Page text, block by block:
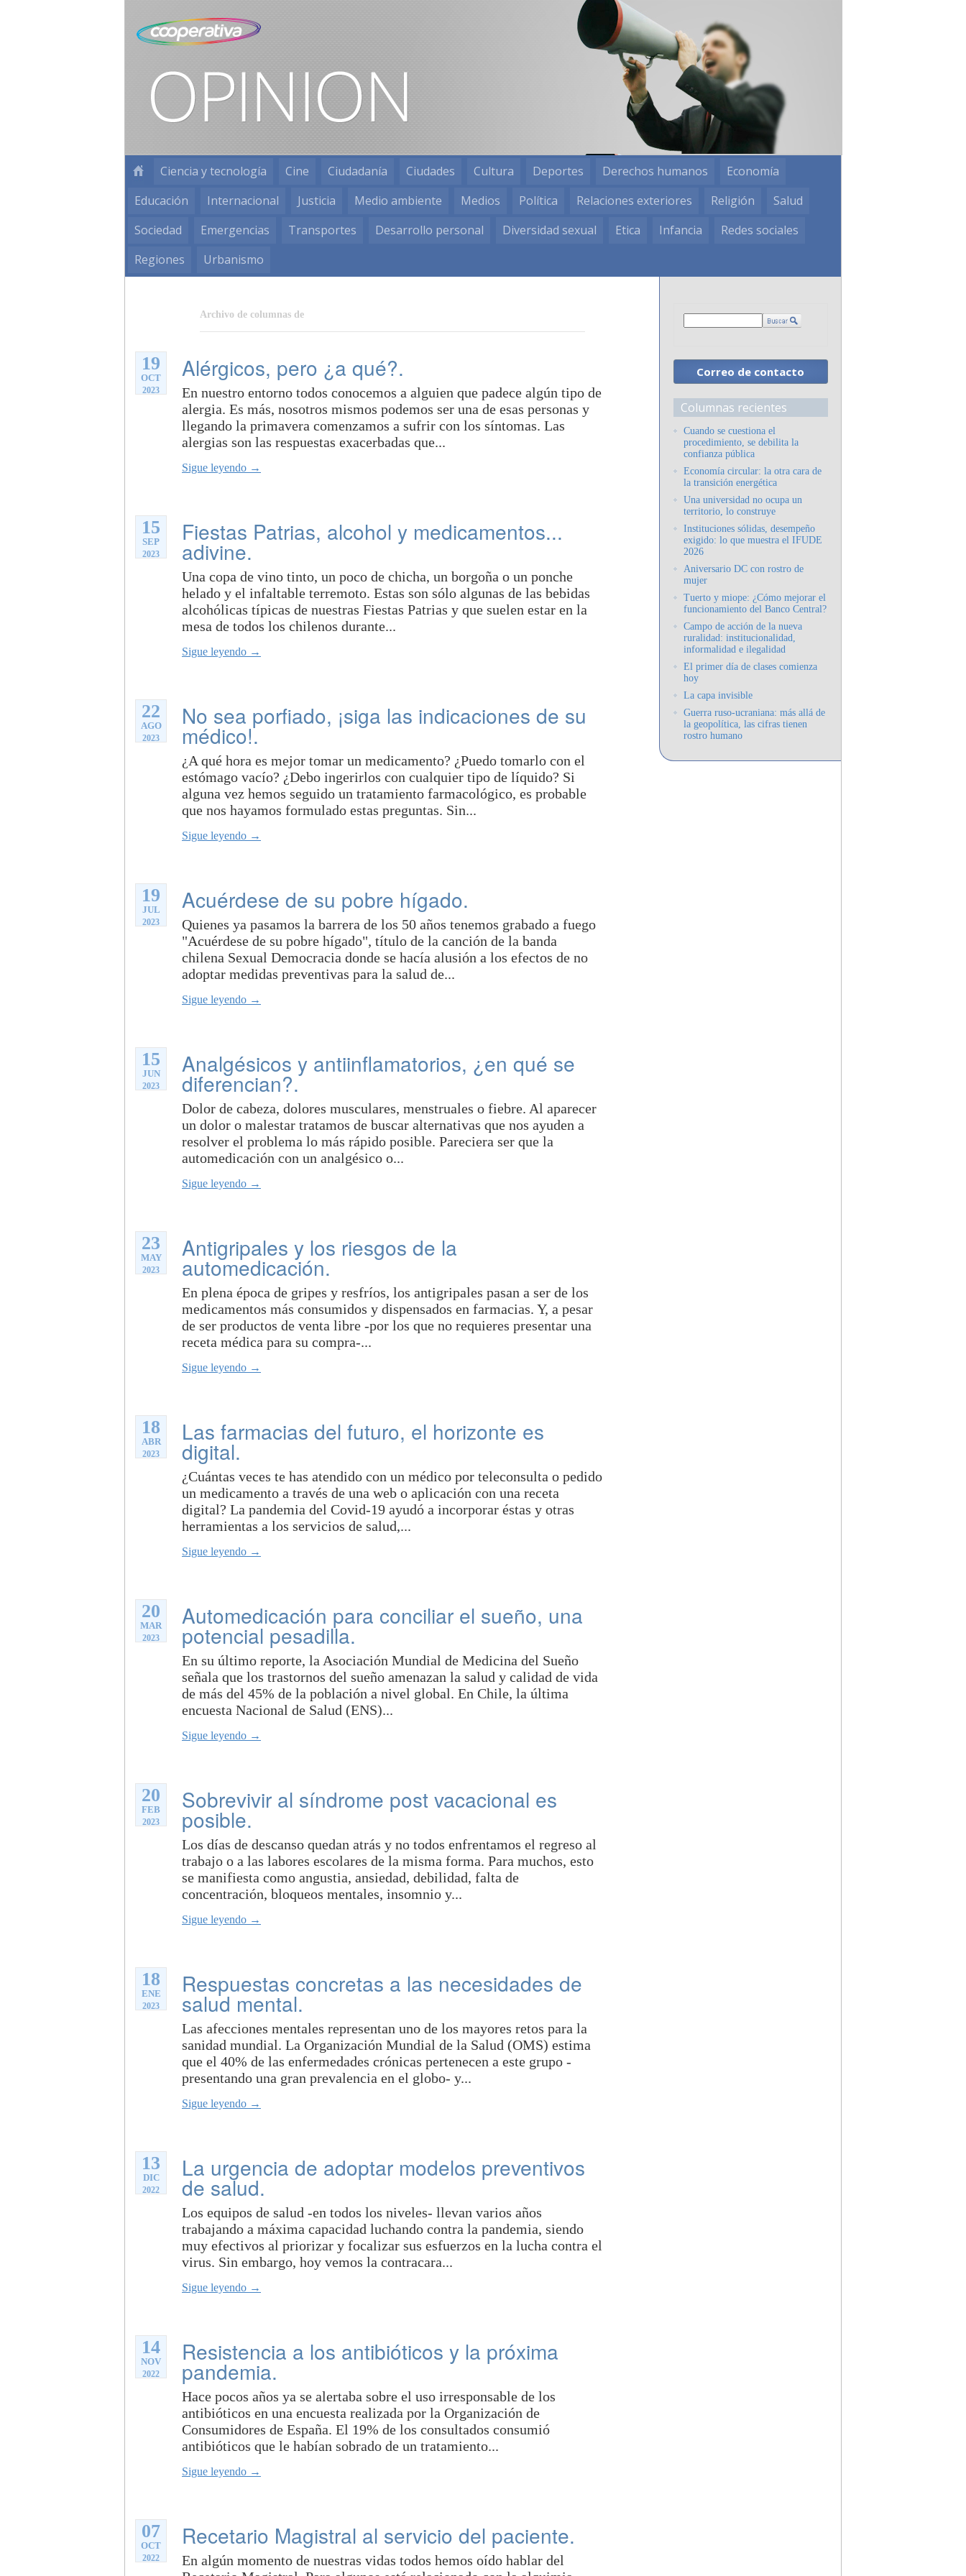
Ciencia y tecnología Cine Ciudadanía Ciudades Cultura Deportes Derechos humanos
Economía
Educación
Internacional Justicia Medio ambiente Medios Política Relaciones exteriores Religión
Salud
Sociedad
Emergencias Transportes Desarrollo personal Diversidad sexual Etica Infancia
Redes sociales
Regiones
Urbanismo
Archivo de columnas de
19
OCT
2023
Alérgicos, pero ¿a qué?.
En nuestro entorno todos conocemos a alguien que padece algún tipo de
alergia. Es más, nosotros mismos podemos ser una de esas personas y
llegando la primavera comenzamos a sufrir con los síntomas. Las
alergias son las respuestas exacerbadas que...
Sigue leyendo →
15
SEP
2023
Fiestas Patrias, alcohol y medicamentos...
adivine.
Una copa de vino tinto, un poco de chicha, un borgoña o un ponche
helado y el infaltable terremoto. Estas son sólo algunas de las bebidas
alcohólicas típicas de nuestras Fiestas Patrias y que suelen estar en la
mesa de todos los chilenos durante...
Sigue leyendo →
22
AGO
2023
No sea porfiado, ¡siga las indicaciones de su
médico!.
¿A qué hora es mejor tomar un medicamento? ¿Puedo tomarlo con el
estómago vacío? ¿Debo ingerirlos con cualquier tipo de líquido? Si
alguna vez hemos seguido un tratamiento farmacológico, es probable
que nos hayamos formulado estas preguntas. Sin...
Sigue leyendo →
19
JUL
2023
Acuérdese de su pobre hígado.
Quienes ya pasamos la barrera de los 50 años tenemos grabado a fuego
"Acuérdese de su pobre hígado", título de la canción de la banda
chilena Sexual Democracia donde se hacía alusión a los efectos de no
adoptar medidas preventivas para la salud de...
Sigue leyendo →
15
JUN
2023
Analgésicos y antiinflamatorios, ¿en qué se
diferencian?.
Dolor de cabeza, dolores musculares, menstruales o fiebre. Al aparecer
un dolor o malestar tratamos de buscar alternativas que nos ayuden a
resolver el problema lo más rápido posible. Pareciera ser que la
automedicación con un analgésico o...
Sigue leyendo →
23
MAY
2023
Antigripales y los riesgos de la
automedicación.
En plena época de gripes y resfríos, los antigripales pasan a ser de los
medicamentos más consumidos y dispensados en farmacias. Y, a pesar
de ser productos de venta libre -por los que no requieres presentar una
receta médica para su compra-...
Sigue leyendo →
18
ABR
2023
Las farmacias del futuro, el horizonte es
digital.
¿Cuántas veces te has atendido con un médico por teleconsulta o pedido
un medicamento a través de una web o aplicación con una receta
digital? La pandemia del Covid-19 ayudó a incorporar éstas y otras
herramientas a los servicios de salud,...
Sigue leyendo →
20
MAR
2023
Automedicación para conciliar el sueño, una
potencial pesadilla.
En su último reporte, la Asociación Mundial de Medicina del Sueño
señala que los trastornos del sueño amenazan la salud y calidad de vida
de más del 45% de la población a nivel global. En Chile, la última
encuesta Nacional de Salud (ENS)...
Sigue leyendo →
20
FEB
2023
Sobrevivir al síndrome post vacacional es
posible.
Los días de descanso quedan atrás y no todos enfrentamos el regreso al
trabajo o a las labores escolares de la misma forma. Para muchos, esto
se manifiesta como angustia, ansiedad, debilidad, falta de
concentración, bloqueos mentales, insomnio y...
Sigue leyendo →
18
ENE
2023
Respuestas concretas a las necesidades de
salud mental.
Las afecciones mentales representan uno de los mayores retos para la
sanidad mundial. La Organización Mundial de la Salud (OMS) estima
que el 40% de las enfermedades crónicas pertenecen a este grupo -
presentando una gran prevalencia en el globo- y...
Sigue leyendo →
13
DIC
2022
La urgencia de adoptar modelos preventivos
de salud.
Los equipos de salud -en todos los niveles- llevan varios años
trabajando a máxima capacidad luchando contra la pandemia, siendo
muy efectivos al priorizar y focalizar sus esfuerzos en la lucha contra el
virus. Sin embargo, hoy vemos la contracara...
Sigue leyendo →
14
NOV
2022
Resistencia a los antibióticos y la próxima
pandemia.
Hace pocos años ya se alertaba sobre el uso irresponsable de los
antibióticos en una encuesta realizada por la Organización de
Consumidores de España. El 19% de los consultados consumió
antibióticos que le habían sobrado de un tratamiento...
Sigue leyendo →
07
OCT
2022
Recetario Magistral al servicio del paciente.
En algún momento de nuestras vidas todos hemos oído hablar del
Correo de contacto
Columnas recientes
Cuando se cuestiona el
procedimiento, se debilita la
confianza pública
Economía circular: la otra cara de
la transición energética
Una universidad no ocupa un
territorio, lo construye
Instituciones sólidas, desempeño
exigido: lo que muestra el IFUDE
2026
Aniversario DC con rostro de
mujer
Tuerto y miope: ¿Cómo mejorar el
funcionamiento del Banco Central?
Campo de acción de la nueva
ruralidad: institucionalidad,
informalidad e ilegalidad
El primer día de clases comienza
hoy
La capa invisible
Guerra ruso-ucraniana: más allá de
la geopolítica, las cifras tienen
rostro humano